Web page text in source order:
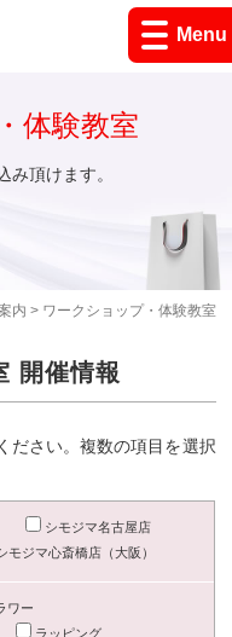
Menu
内 > ワークショップ・体験教室
体験教室
み頂けます。
開催情報
ださい。複数の項目を選択
シモジマ名古屋店
モジマ心斎橋店（大阪）
ワー
ラッピング